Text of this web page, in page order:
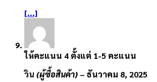
[...]
ให้คะแนน 4 ตั้งแต่ 1-5 คะแนน
วิน (ผู้ซื้อสินค้า) – ธันวาคม 8, 2025